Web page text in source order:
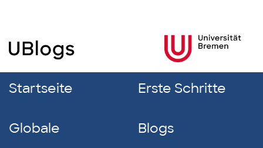
Startseite Erste Schritte
Globale
Blogs